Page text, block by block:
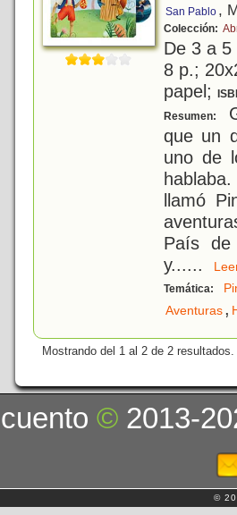
San Pablo ,
Colección:
De 3 a
8 p.;
papel;
Resumen:
que un
uno de
llamó
País
y......
Temática:
Aventuras,
Mostrando del 1 al 2 de 2 resultados.
cuento© 2013-
©